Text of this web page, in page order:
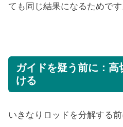
ても同じ結果になるためです
ガイドを疑う前に：
ける
いきなりロッドを分解する